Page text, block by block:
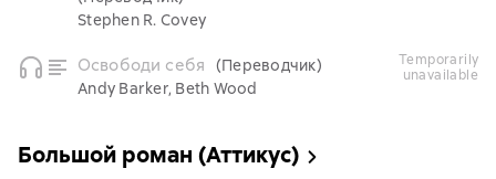
Stephen R. Covey
Освободи себя
(Переводчик)
Andy Barker, Beth Wood
temporarily
unavailable
Большой роман (Аттикус)